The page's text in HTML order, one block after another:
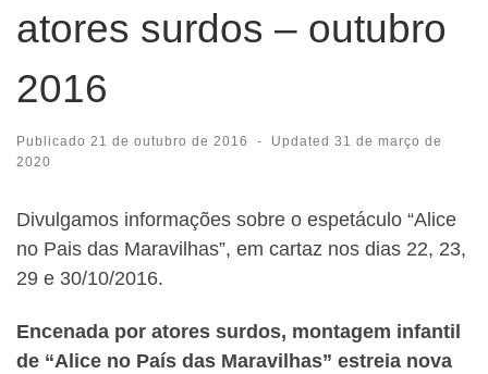
atores surdos – outubro
2016
Publicado 21 de outubro de 2016 - Updated 31 de março de
2020
Divulgamos informações sobre o espetáculo “Alice
no Pais das Maravilhas”, em cartaz nos dias 22, 23,
29 e 30/10/2016.
Encenada por atores surdos, montagem infantil
de “Alice no País das Maravilhas” estreia nova